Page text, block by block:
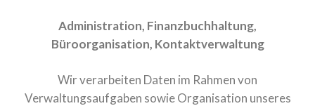
Administration, Finanzbuchhaltung,
Büroorganisation, Kontaktverwaltung
Wir verarbeiten Daten im Rahmen von
Verwaltungsaufgaben sowie Organisation unseres